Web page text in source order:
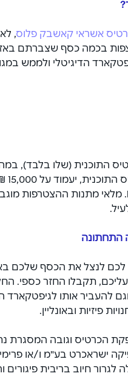
אשראי קאשבק פלוס,
בכמה כסף שצברתם
הדיגיטלי ולממש
התוכנית (שלו בלבד),
לנצל את הכסף שלכם
להעביר אותו לגיפטקארד
פיזיות ובאונליין.
הכרטיס וגובה המסגרת
ישראכרט בע"מ ו/או
לגרור חיוב בריבית פיגורים